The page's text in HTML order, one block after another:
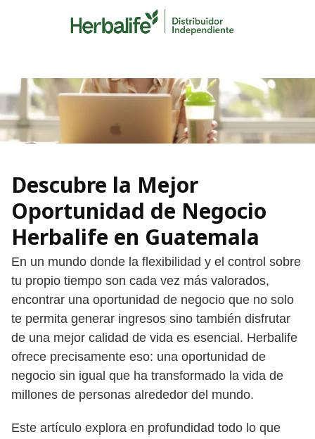
Descubre la Mejor
Oportunidad de Negocio
Herbalife en Guatemala
En un mundo donde la flexibilidad y el control sobre
tu propio tiempo son cada vez más valorados,
encontrar una oportunidad de negocio que no solo
te permita generar ingresos sino también disfrutar
de una mejor calidad de vida es esencial. Herbalife
ofrece precisamente eso: una oportunidad de
negocio sin igual que ha transformado la vida de
millones de personas alrededor del mundo.
Este artículo explora en profundidad todo lo que